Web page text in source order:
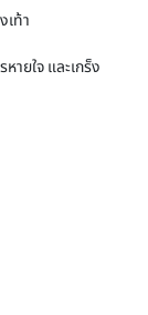
เท้า
ยใจ และเกร็ง